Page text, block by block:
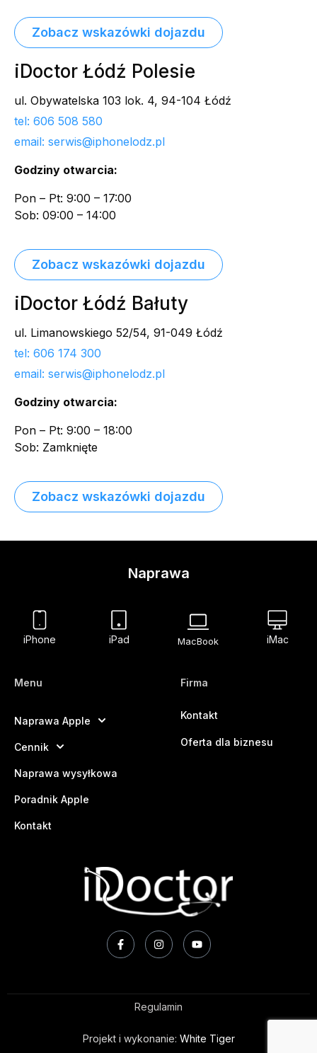
Zobacz wskazówki dojazdu
iDoctor Łódź Polesie
ul. Obywatelska 103 lok. 4, 94-104 Łódź
tel: 606 508 580
email: serwis@iphonelodz.pl
Godziny otwarcia:
Pon – Pt: 9:00 – 17:00
Sob: 09:00 – 14:00
Zobacz wskazówki dojazdu
iDoctor Łódź Bałuty
ul. Limanowskiego 52/54, 91-049 Łódź
tel: 606 174 300
email: serwis@iphonelodz.pl
Godziny otwarcia:
Pon – Pt: 9:00 – 18:00
Sob: Zamknięte
Zobacz wskazówki dojazdu
Naprawa
iPhone iPad MacBook iMac
Menu
Naprawa Apple
Cennik
Naprawa wysyłkowa
Poradnik Apple
Kontakt
Firma
Kontakt
Oferta dla biznesu
Regulamin
Projekt i wykonanie: White Tiger